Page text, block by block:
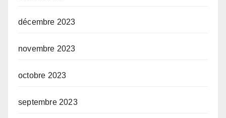
décembre 2023
novembre 2023
octobre 2023
septembre 2023